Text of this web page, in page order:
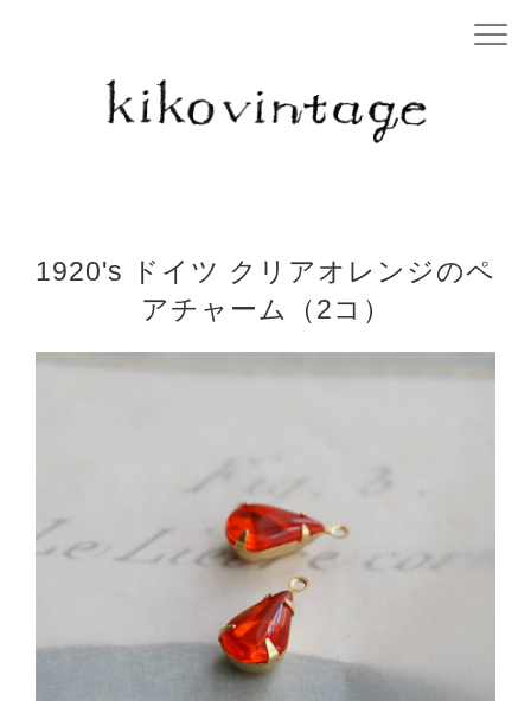
1920's ドイツ クリアオレンジのペ
アチャーム（2コ）